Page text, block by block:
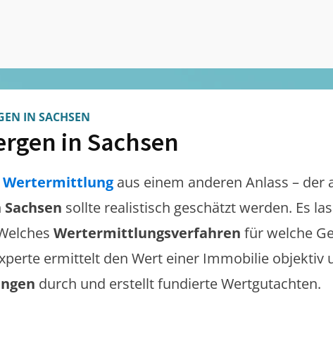
IN SACHSEN
in Sachsen
Wertermittlung aus einem anderen Anlass – der
sollte realistisch geschätzt werden. Es
Wertermittlungsverfahren für welche
ermittelt den Wert einer Immobilie objektiv
durch und erstellt fundierte Wertgutachten.